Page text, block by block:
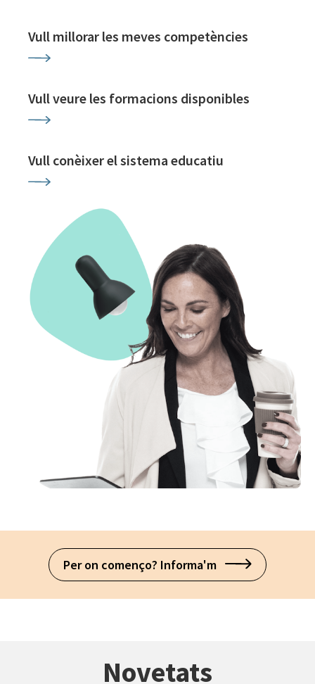
Vull millorar les meves competències
Vull veure les formacions disponibles
Vull conèixer el sistema educatiu
Per on començo? Informa'm
Novetats